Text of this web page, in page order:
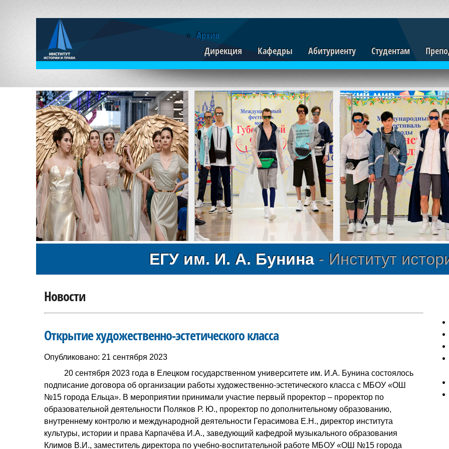
Архив
Дирекция
Кафедры Абитуриенту Студентам
ЕГУ им. И. А. Бунина - Институт
Новости
Открытие художественно-эстетического класса
Опубликовано: 21 сентября 2023
20 сентября 2023 года в Елецком государственном университете им. И.А. Бунина состоялось
подписание договора об организации работы художественно-эстетического класса с МБОУ «ОШ
№15 города Ельца». В мероприятии принимали участие первый проректор – проректор по
образовательной деятельности Поляков Р. Ю., проректор по дополнительному образованию,
внутреннему контролю и международной деятельности Герасимова Е.Н., директор института
культуры, истории и права Карпачёва И.А., заведующий кафедрой музыкального образования
Климов В.И., заместитель директора по учебно-воспитательной работе МБОУ «ОШ №15 города